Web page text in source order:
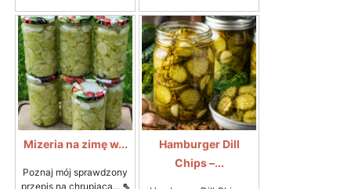
Mizeria na zimę w...
Poznaj mój sprawdzony
przepis na chrupiącą... ⇖
Hamburger Dill
Chips –...